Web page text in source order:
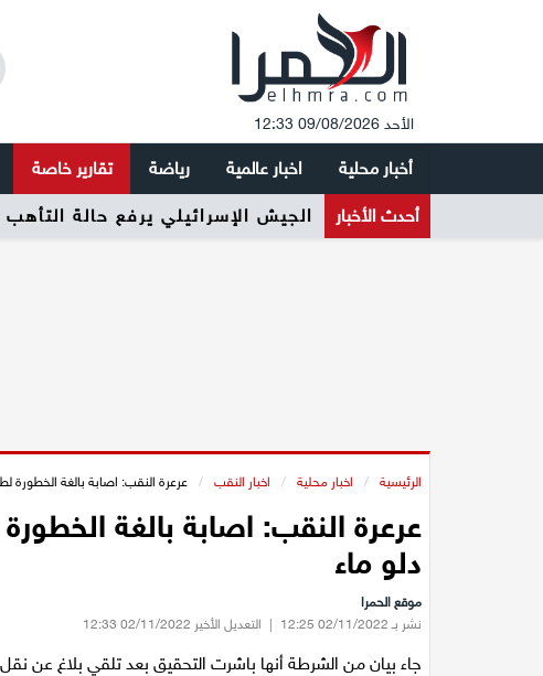
الأحد 09/08/2026 12:33
أخبار محلية اخبار عالمية رياضة تقارير خاصة
أحدث الأخبار الجيش الإسرائيلي يرفع حالة
الرئيسية / اخبار محلية / اخبار النقب / عرعرة النقب: اصابة بالغة الخطورة
عرعرة النقب: اصابة بالغة
دلو ماء
موقع الحمرا
نشر بـ 02/11/2022 12:25
| التعديل الأخير 02/11/2022 12:33
جاء بيان من الشرطة أنها باشرت التحقيق بعد تلقي بلاغ عن